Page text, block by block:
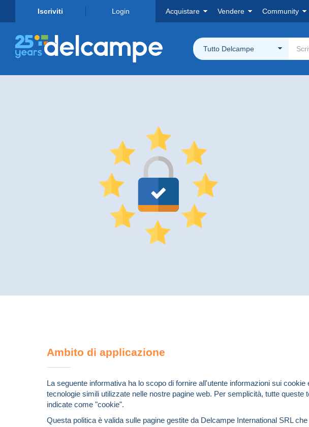
Iscriviti Login Acquistare Vendere Community
Tutto Delcampe
Ambito di applicazione
La seguente informativa ha lo scopo di fornire all'utente informazioni sui cookie
tecnologie simili utilizzate nelle nostre pagine web. Per semplicità, tutte queste
indicate come "cookie".
Questa politica è valida sulle pagine gestite da Delcampe International SRL